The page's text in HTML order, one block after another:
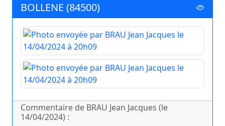
BOLLENE (84500)
Commentaire de BRAU Jean Jacques (le
14/04/2024) :